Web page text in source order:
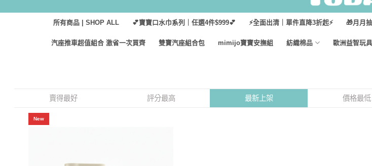
所有商品 | SHOP ALL 💕寶寶口水巾系列｜任選4件$999💕 ⚡全面出清｜單件直降3折起⚡ 🎁月月
汽座推車超值組合 激省一次買齊 雙寶汽座組合包 mimijo寶寶安撫組 紡織棉品 歐洲益智玩具
賣得最好 評分最高 最新上架 價格最低
New